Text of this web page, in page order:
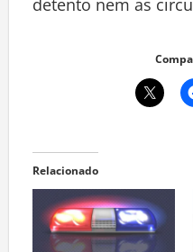
detento nem as
Relacionado